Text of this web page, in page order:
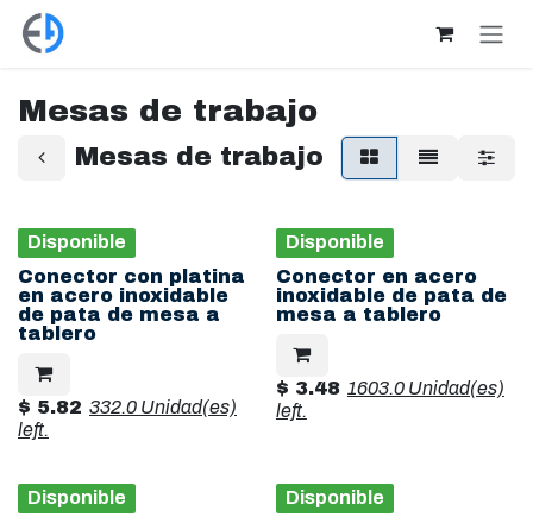
Ir al contenido
Mesas de trabajo
Mesas de trabajo
Disponible
Conector con platina
en acero inoxidable
de pata de mesa a
tablero
$ 5.82 332.0 Unidad(es)
left.
Disponible
Conector en acero
inoxidable de pata de
mesa a tablero
$ 3.48 1603.0 Unidad(es)
left.
Disponible
Disponible